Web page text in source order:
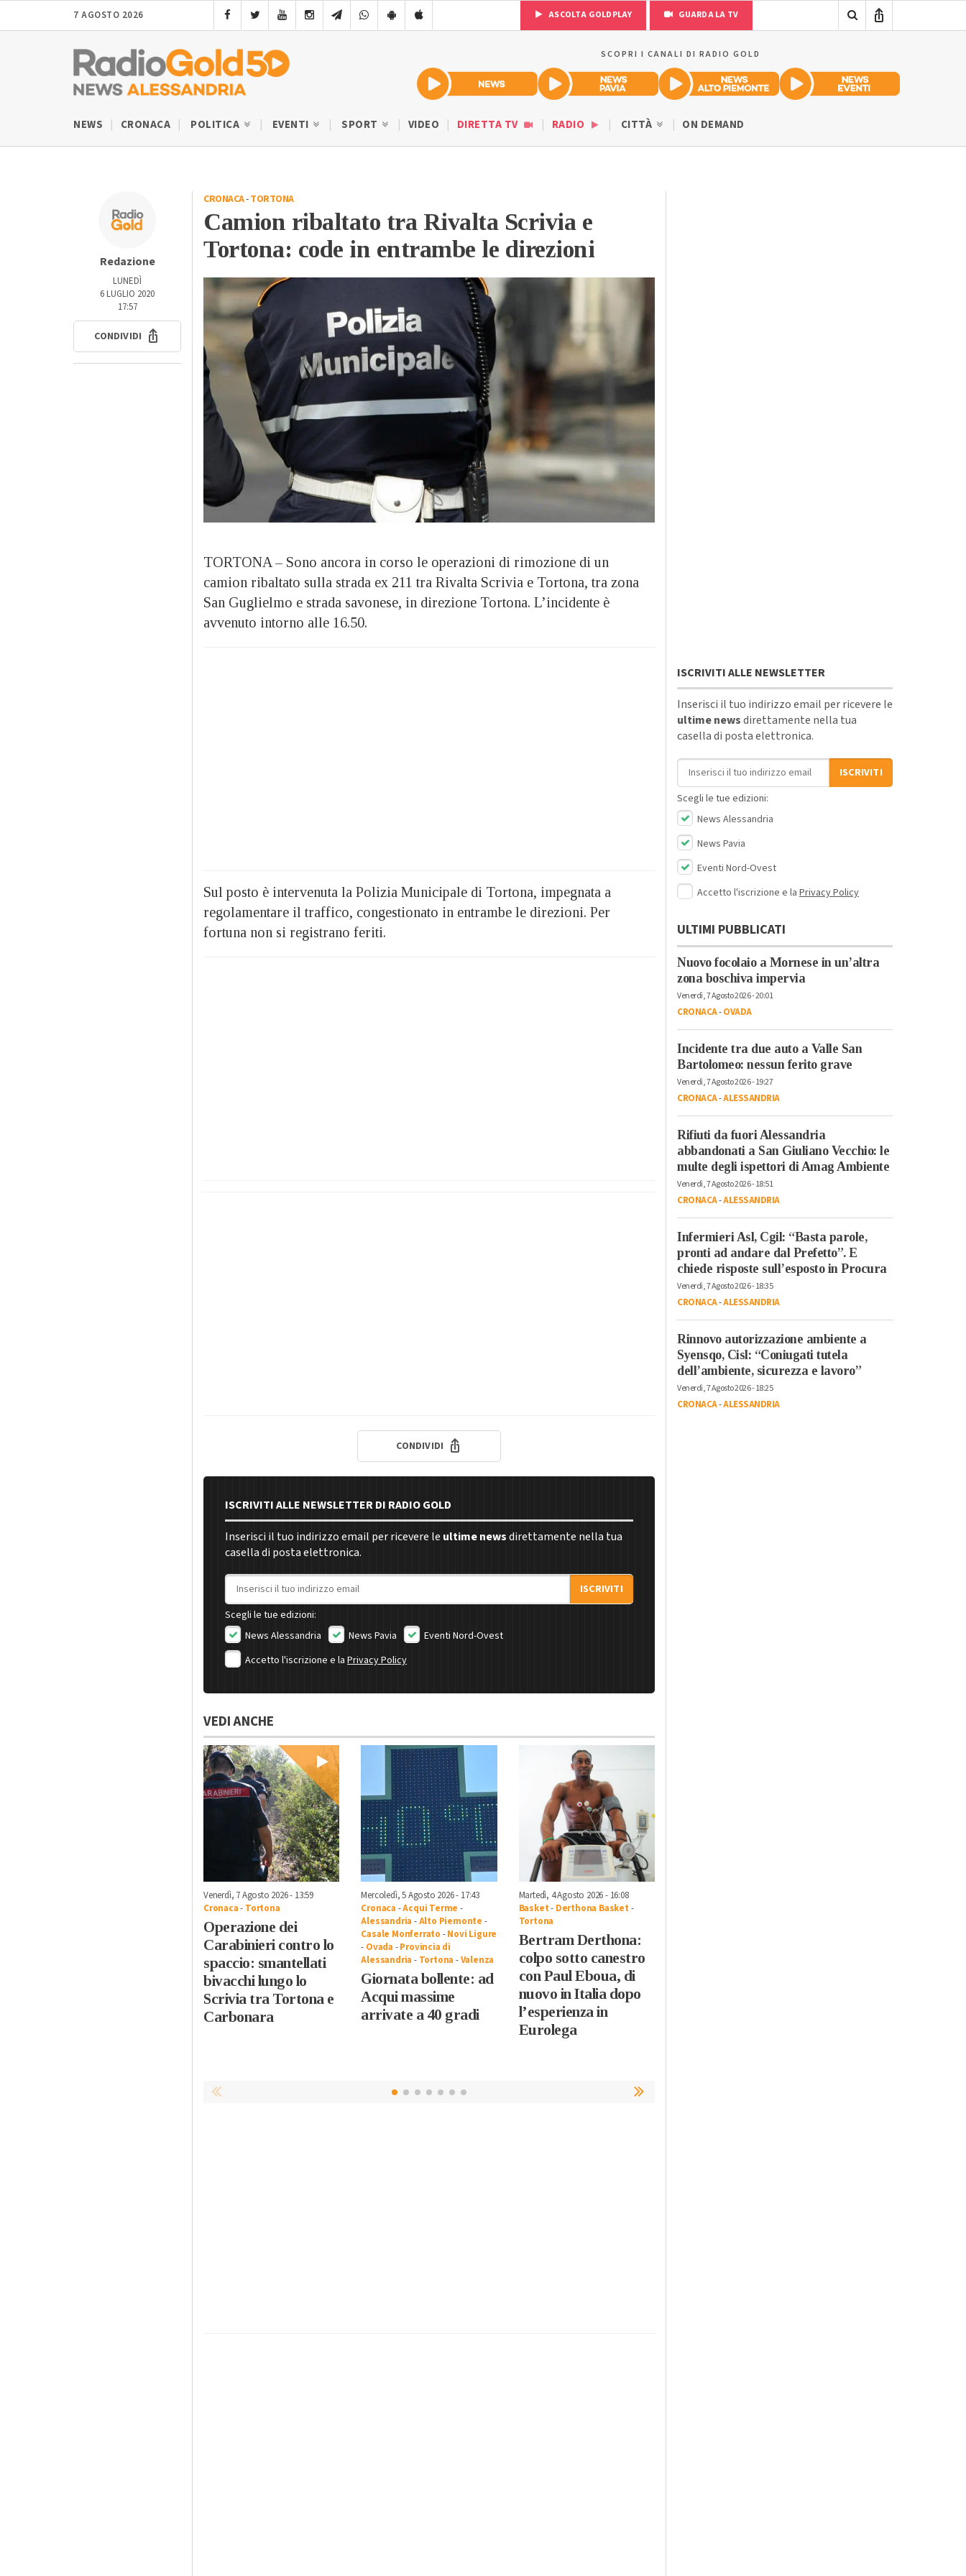
7 AGOSTO 2026 ASCOLTA GOLDPLAY GUARDA LA TV
SCOPRI I CANALI DI RADIO GOLD
NEWS CRONACA POLITICA EVENTI SPORT VIDEO DIRETTA TV RADIO CITTÀ ON DEMAND
Redazione
LUNEDÌ
6 LUGLIO 2020
17:57
CONDIVIDI
CRONACA-TORTONA
Camion ribaltato tra Rivalta Scrivia e
Tortona: code in entrambe le direzioni
TORTONA – Sono ancora in corso le operazioni di rimozione di un
camion ribaltato sulla strada ex 211 tra Rivalta Scrivia e Tortona, tra zona
San Guglielmo e strada savonese, in direzione Tortona. L’incidente è
avvenuto intorno alle 16.50.
Sul posto è intervenuta la Polizia Municipale di Tortona, impegnata a
regolamentare il traffico, congestionato in entrambe le direzioni. Per
fortuna non si registrano feriti.
CONDIVIDI
ISCRIVITI ALLE NEWSLETTER DI RADIO GOLD
Inserisci il tuo indirizzo email per ricevere le ultime newsdirettamente nella tua
casella di posta elettronica.
Indirizzo email
ISCRIVITI
Scegli le tue edizioni:
News Alessandria
News Pavia
Eventi Nord-Ovest
Accetto l'iscrizione e la Privacy Policy
VEDI ANCHE
Venerdì, 7 Agosto 2026 - 13:59
Cronaca- Tortona
Operazione dei
Carabinieri contro lo
spaccio: smantellati
bivacchi lungo lo
Scrivia tra Tortona e
Carbonara
Mercoledì, 5 Agosto 2026 - 17:43
Cronaca -Acqui Terme -
Alessandria -Alto Piemonte -
Casale Monferrato -Novi Ligure
- Ovada -Provincia di
Alessandria - Tortona -Valenza
Giornata bollente: ad
Acqui massime
arrivate a 40 gradi
Martedì, 4 Agosto 2026 - 16:08
Basket- Derthona Basket -
Tortona
Bertram Derthona:
colpo sotto canestro
con Paul Eboua, di
nuovo in Italia dopo
l’esperienza in
Eurolega
ISCRIVITI ALLE NEWSLETTER
Inserisci il tuo indirizzo email per ricevere le
ultime newsdirettamente nella tua
casella di posta elettronica.
Indirizzo email
ISCRIVITI
Scegli le tue edizioni:
News Alessandria
News Pavia
Eventi Nord-Ovest
Accetto l'iscrizione e la Privacy Policy
ULTIMI PUBBLICATI
Nuovo focolaio a Mornese in un’altra
zona boschiva impervia
Venerdì, 7 Agosto 2026 - 20:01
CRONACA-OVADA
Incidente tra due auto a Valle San
Bartolomeo: nessun ferito grave
Venerdì, 7 Agosto 2026 - 19:27
CRONACA-ALESSANDRIA
Rifiuti da fuori Alessandria
abbandonati a San Giuliano Vecchio: le
multe degli ispettori di Amag Ambiente
Venerdì, 7 Agosto 2026 - 18:51
CRONACA-ALESSANDRIA
Infermieri Asl, Cgil: “Basta parole,
pronti ad andare dal Prefetto”. E
chiede risposte sull’esposto in Procura
Venerdì, 7 Agosto 2026 - 18:35
CRONACA-ALESSANDRIA
Rinnovo autorizzazione ambiente a
Syensqo, Cisl: “Coniugati tutela
dell’ambiente, sicurezza e lavoro”
Venerdì, 7 Agosto 2026 - 18:25
CRONACA-ALESSANDRIA